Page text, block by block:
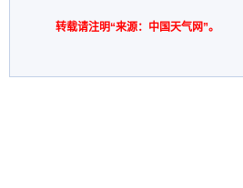
转载请注明“来源：中国天气网”。